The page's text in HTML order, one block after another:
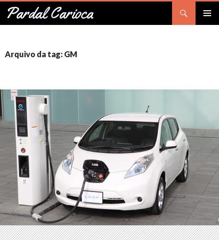
Pardal Carioca
Pesquisar
PULAR
CONTEÚDO
Arquivo da tag: GM